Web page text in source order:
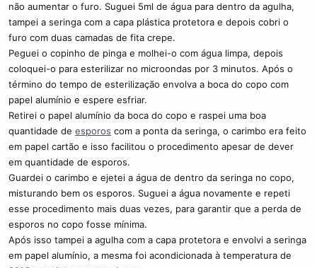
não aumentar o furo. Suguei 5ml de água para dentro da agulha,
tampei a seringa com a capa plástica protetora e depois cobri o
furo com duas camadas de fita crepe.
Peguei o copinho de pinga e molhei-o com água limpa, depois
coloquei-o para esterilizar no microondas por 3 minutos. Após o
término do tempo de esterilização envolva a boca do copo com
papel alumínio e espere esfriar.
Retirei o papel alumínio da boca do copo e raspei uma boa
quantidade de esporos com a ponta da seringa, o carimbo era feito
em papel cartão e isso facilitou o procedimento apesar de dever
em quantidade de esporos.
Guardei o carimbo e ejetei a água de dentro da seringa no copo,
misturando bem os esporos. Suguei a água novamente e repeti
esse procedimento mais duas vezes, para garantir que a perda de
esporos no copo fosse mínima.
Após isso tampei a agulha com a capa protetora e envolvi a seringa
em papel alumínio, a mesma foi acondicionada à temperatura de